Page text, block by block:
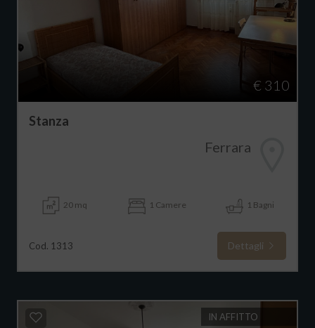
€ 310
Stanza
Ferrara
20 mq 1 Camere 1 Bagni
Cod. 1313 Dettagli
IN AFFITTO